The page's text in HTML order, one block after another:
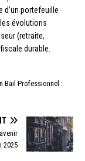
d’un portefeuille
évolutions
(retraite,
durable.
Bail Professionnel :
2025